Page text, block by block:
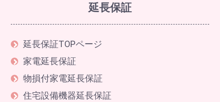
延長保証
延長保証TOPページ
家電延長保証
物損付家電延長保証
住宅設備機器延長保証